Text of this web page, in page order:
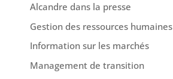
Alcandre dans la presse
Gestion des ressources humaines
Information sur les marchés
Management de transition